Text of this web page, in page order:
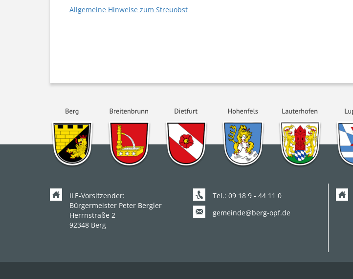
Allgemeine Hinweise zum Streuobst
ILE-Vorsitzender:
Bürgermeister Peter Bergler
Herrnstraße 2
92348 Berg
Tel.: 09 18 9 - 44 11 0
gemeinde@berg-opf.de